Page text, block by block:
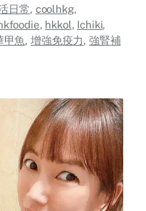
日常, coolhkg,
, hkkol, Ichiki,
甲魚, 增強免疫力, 強腎補